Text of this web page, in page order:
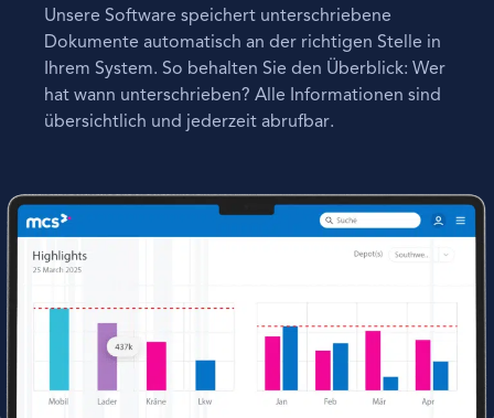
Unsere Software speichert unterschriebene
Dokumente automatisch an der richtigen Stelle in
Ihrem System. So behalten Sie den Überblick: Wer
hat wann unterschrieben? Alle Informationen sind
übersichtlich und jederzeit abrufbar.